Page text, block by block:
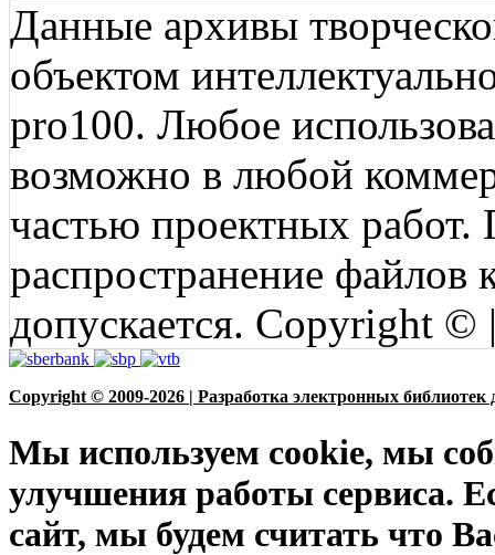
Данные архивы
объектом
pro100. Любое
возможно в любой
частью проектных
распространение файлов
допускается. Copyright
Copyright © 2009-2026 | Разработка электронных библиотек
Мы используем cookie, мы
улучшения работы сервиса.
сайт, мы будем считать что